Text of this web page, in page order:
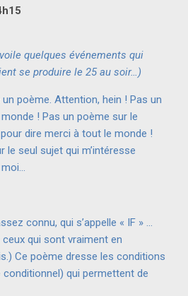
quelques événements qui
se produire le 25 au soir…)
poème. Attention, hein ! Pas un
! Pas un poème sur le
dire merci à tout le monde !
le seul sujet qui m’intéresse
connu, qui s’appelle « IF » …
ceux qui sont vraiment en
Ce poème dresse les conditions
conditionnel) qui permettent de